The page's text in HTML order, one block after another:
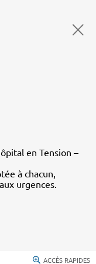
en Tension –
à chacun,
urgences.
ACCÈS RAPIDES